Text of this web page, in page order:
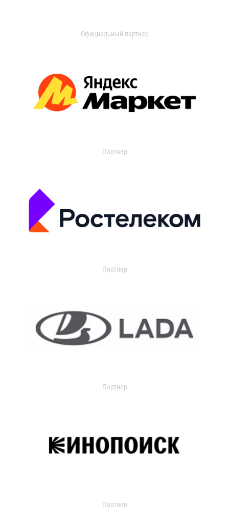
Официальный партнер
Партнер
Партнер
Партнер
Партнер